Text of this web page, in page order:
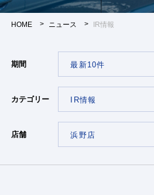
HOME ニュース IR情報
期間
カテゴリー
店舗